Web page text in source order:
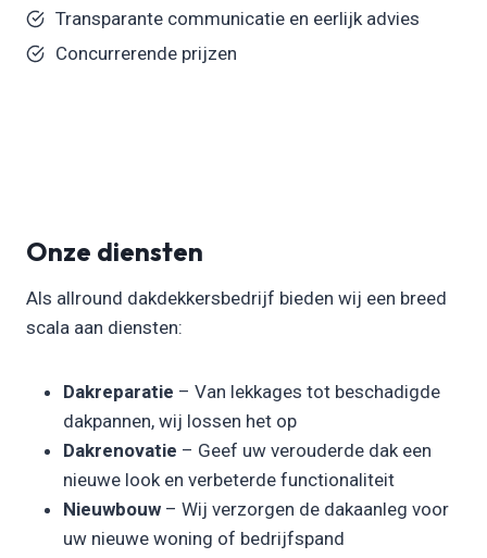
Transparante communicatie en eerlijk advies
Concurrerende prijzen
Onze diensten
Als allround dakdekkersbedrijf bieden wij een breed
scala aan diensten:
Dakreparatie – Van lekkages tot beschadigde
dakpannen, wij lossen het op
Dakrenovatie – Geef uw verouderde dak een
nieuwe look en verbeterde functionaliteit
Nieuwbouw – Wij verzorgen de dakaanleg voor
uw nieuwe woning of bedrijfspand